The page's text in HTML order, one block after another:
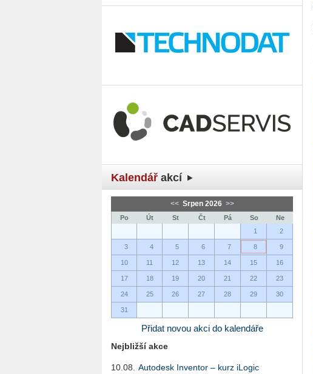
Kalendář akcí
<< Srpen 2026 >>
Po Út St Čt Pá So
Ne
1
2
3 4 5 6 7 8 9
10 11 12 13 14 15 16
17 18 19 20 21 22 23
24 25 26 27 28 29 30
31
Přidat novou akci do kalendáře
Nejbližší akce
10.08.
Autodesk Inventor – kurz iLogic